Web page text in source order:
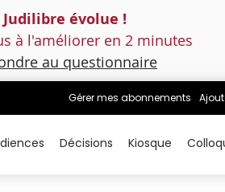
Judilibre évolue !
à l'améliorer en 2 minutes
au questionnaire
Gérer mes abonnements
Décisions Kiosque